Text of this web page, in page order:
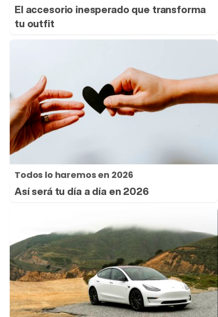
El accesorio inesperado que transforma
tu outfit
Todos lo haremos en 2026
Así será tu día a día en 2026